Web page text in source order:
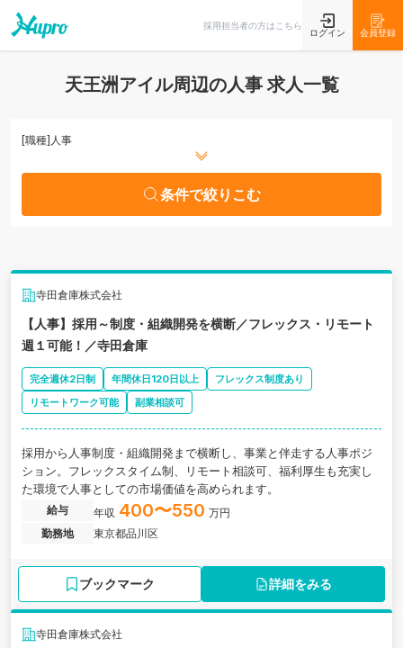
採用担当者の方はこちら
ログイン 会員登録
天王洲アイル周辺の人事 求人一覧
[職種] 人事
条件で絞りこむ
寺田倉庫株式会社
【人事】採用～制度・組織開発を横断／フレックス・リモート
週１可能！／寺田倉庫
完全週休2日制 年間休日120日以上
フレックス制度あり
リモートワーク可能
副業相談可
採用から人事制度・組織開発まで横断し、事業と伴走する人事ポジ
ション。フレックスタイム制、リモート相談可、福利厚生も充実し
た環境で人事としての市場価値を高められます。
給与 年収 400〜550 万円
勤務地
東京都品川区
ブックマーク 詳細をみる
寺田倉庫株式会社